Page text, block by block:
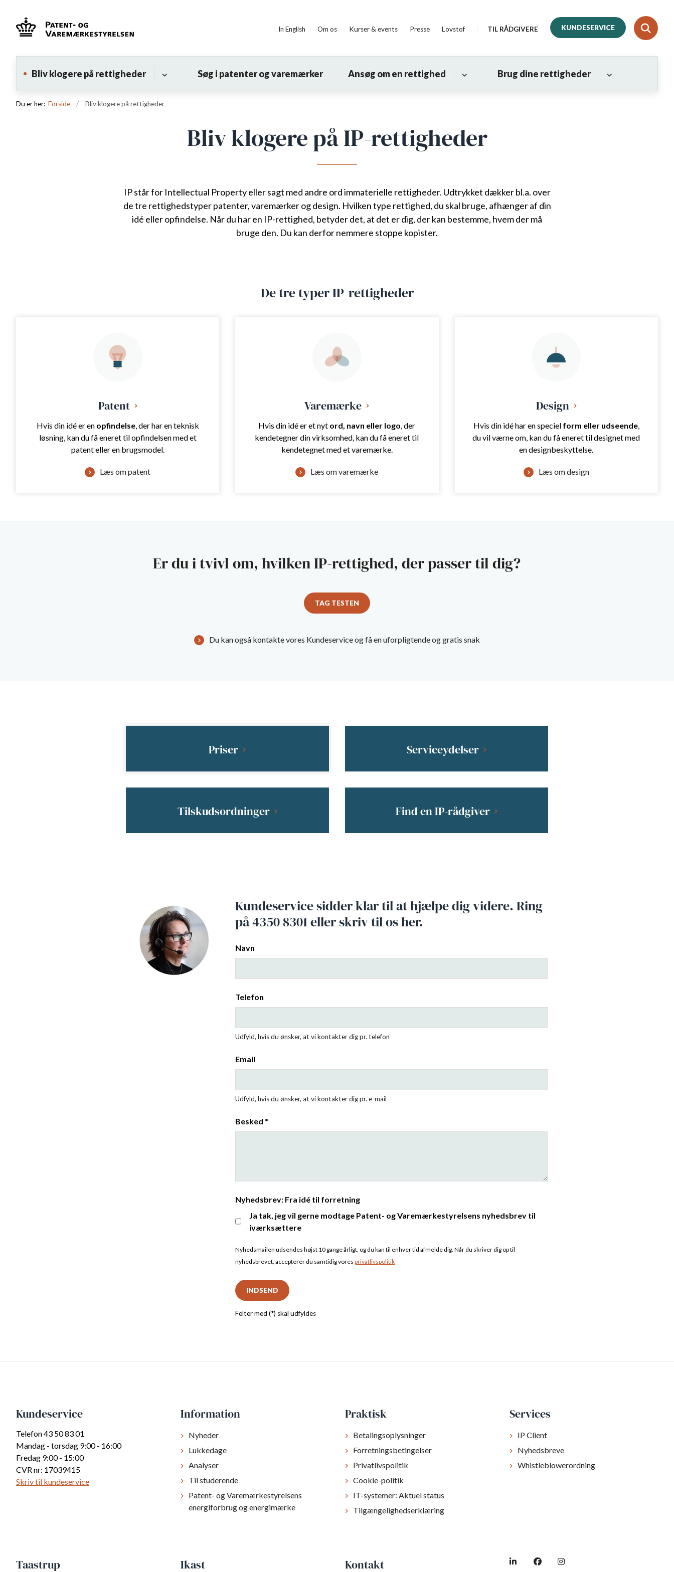
In English Om os Kurser & events Presse Lovstof TIL RÅDGIVERE KUNDESERVICE
Bliv klogere på rettigheder Søg i patenter og varemærker Ansøg om en rettighed Brug dine rettigheder
Du er her: Forside Bliv klogere på rettigheder
Bliv klogere på IP-rettigheder
IP står for Intellectual Property eller sagt med andre ord immaterielle rettigheder. Udtrykket dækker bl.a. over
de tre rettighedstyper patenter, varemærker og design. Hvilken type rettighed, du skal bruge, afhænger af din
idé eller opfindelse. Når du har en IP-rettighed, betyder det, at det er dig, der kan bestemme, hvem der må
bruge den. Du kan derfor nemmere stoppe kopister.
De tre typer IP-rettigheder
Patent
Hvis din idé er en opfindelse, der har en teknisk
løsning, kan du få eneret til opfindelsen med et
patent eller en brugsmodel.
Læs om patent
Varemærke
Hvis din idé er et nyt ord, navn eller logo, der
kendetegner din virksomhed, kan du få eneret til
kendetegnet med et varemærke.
Læs om varemærke
Design
Hvis din idé har en speciel form eller udseende,
du vil værne om, kan du få eneret til designet med
en designbeskyttelse.
Læs om design
Er du i tvivl om, hvilken IP-rettighed, der passer til dig?
TAG TESTEN
Du kan også kontakte vores Kundeservice og få en uforpligtende og gratis snak
Priser Serviceydelser
Tilskudsordninger Find en IP-rådgiver
Kundeservice sidder klar til at hjælpe dig videre. Ring
på 4350 8301 eller skriv til os her.
Navn
Telefon
Udfyld, hvis du ønsker, at vi kontakter dig pr. telefon
Email
Udfyld, hvis du ønsker, at vi kontakter dig pr. e-mail
Besked *
Nyhedsbrev: Fra idé til forretning
Ja tak, jeg vil gerne modtage Patent- og Varemærkestyrelsens nyhedsbrev til
iværksættere
Nyhedsmailen udsendes højst 10 gange årligt, og du kan til enhver tid afmelde dig. Når du skriver dig op til
nyhedsbrevet, accepterer du samtidig voresprivatlivspolitik
INDSEND
Felter med (*) skal udfyldes
Kundeservice
Telefon 43 50 83 01
Mandag - torsdag 9:00 - 16:00
Fredag 9:00 - 15:00
CVR nr: 17039415
Skriv til kundeservice
Information
Nyheder
Lukkedage
Analyser
Til studerende
Patent- og Varemærkestyrelsens
energiforbrug og energimærke
Praktisk
Betalingsoplysninger
Forretningsbetingelser
Privatlivspolitik
Cookie-politik
IT-systemer: Aktuel status
Tilgængelighedserklæring
Services
IP Client
Nyhedsbreve
Whistleblowerordning
Taastrup Ikast Kontakt